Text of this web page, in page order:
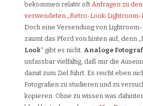
bekommen relativ oft Anfragen zu
verwendeten „Retro-Look-Lightroom-
Doch eine Versendung von
zäumt das Pferd von hinten auf, denn
Look“ gibt es nicht. Analoge
unfassbar vielfältig, daß nur die
damit zum Ziel führt. Es reicht eben
Fotografien zu studieren und zu
kopieren. Ohne zu wissen was